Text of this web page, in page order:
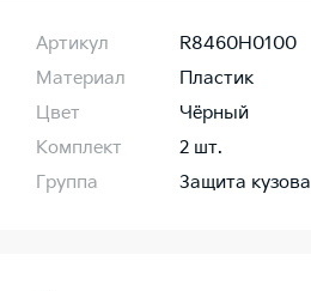
Артикул
R8460H0100
Материал
Пластик
Цвет
Чёрный
Комплект
2 шт.
Группа
Защита кузова